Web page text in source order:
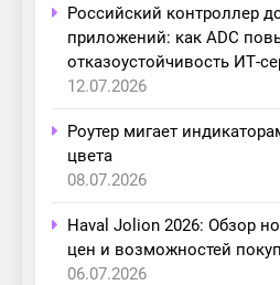
Российский контроллер
приложений: как ADC
отказоустойчивость ИТ-
12.07.2026
Роутер мигает
цвета
08.07.2026
Haval Jolion 2026: Обзор
цен и возможностей
06.07.2026